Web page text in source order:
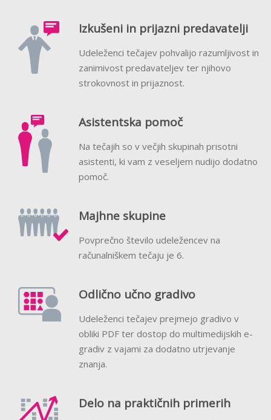
Izkušeni in prijazni predavatelji
Udeleženci tečajev pohvalijo razumljivost in
zanimivost predavateljev ter njihovo
strokovnost in prijaznost.
Asistentska pomoč
Na tečajih so v večjih skupinah prisotni
asistenti, ki vam z veseljem nudijo dodatno
pomoč.
Majhne skupine
Povprečno število udeležencev na
računalniškem tečaju je 6.
Odlično učno gradivo
Udeleženci tečajev prejmejo gradivo v
obliki PDF ter dostop do multimedijskih e-
gradiv z vajami za dodatno utrjevanje
znanja.
Delo na praktičnih primerih